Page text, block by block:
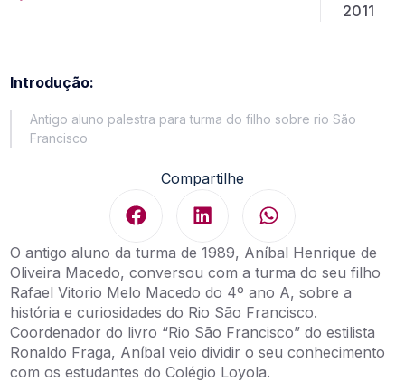
2011
Introdução:
Antigo aluno palestra para turma do filho sobre rio São
Francisco
Compartilhe
O antigo aluno da turma de 1989, Aníbal Henrique de
Oliveira Macedo, conversou com a turma do seu filho
Rafael Vitorio Melo Macedo do 4º ano A, sobre a
história e curiosidades do Rio São Francisco.
Coordenador do livro “Rio São Francisco” do estilista
Ronaldo Fraga, Aníbal veio dividir o seu conhecimento
com os estudantes do Colégio Loyola.